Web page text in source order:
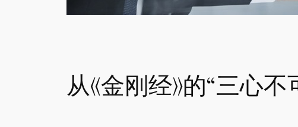
从《金刚经》的“三心